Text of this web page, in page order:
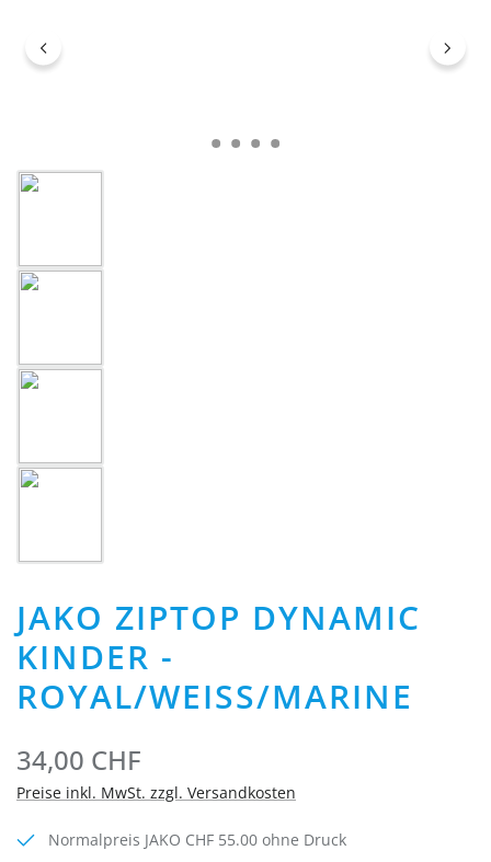
JAKO ZIPTOP DYNAMIC
KINDER -
ROYAL/WEISS/MARINE
34,00 CHF
Preise inkl. MwSt. zzgl. Versandkosten
Normalpreis JAKO CHF 55.00 ohne Druck